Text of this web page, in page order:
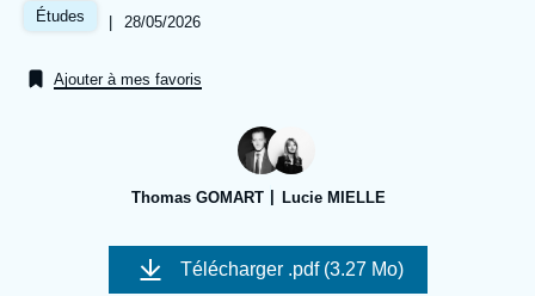
Analyses
Nous soutenir
Études |
Date
publication
28/05/2026
Ajouter à mes favoris
Thomas GOMART Lucie MIELLE
Image
couverture
Télécharger .pdf (3.27 Mo)